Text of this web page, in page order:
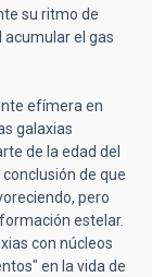
su ritmo de
el gas
efímera en
galaxias
de la edad del
de que
pero
formación estelar.
con núcleos
en la vida de